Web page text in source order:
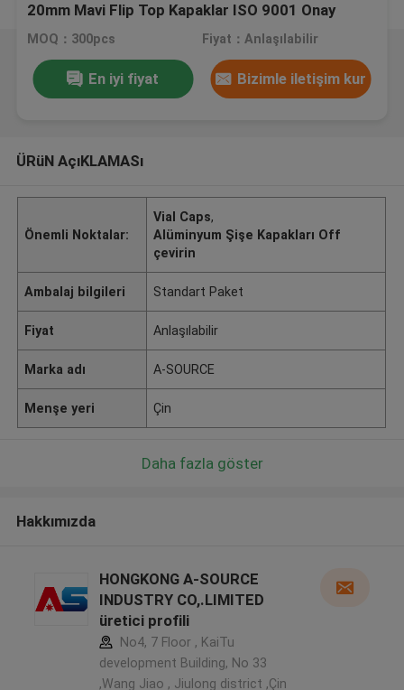
20mm Mavi Flip Top Kapaklar ISO 9001 Onay
MOQ：300pcs Fiyat：Anlaşılabilir
En iyi fiyat Bizimle iletişim kur
ÜRüN AçıKLAMASı
Önemli Noktalar:
Vial Caps,
Alüminyum Şişe Kapakları Off
çevirin
Ambalaj bilgileri Standart Paket
Fiyat Anlaşılabilir
Marka adı A-SOURCE
Menşe yeri Çin
Daha fazla göster
Hakkımızda
HONGKONG A-SOURCE
INDUSTRY CO,.LIMITED
üretici profili
No4, 7 Floor , KaiTu
development Building, No 33
,Wang Jiao , Jiulong district ,Çin